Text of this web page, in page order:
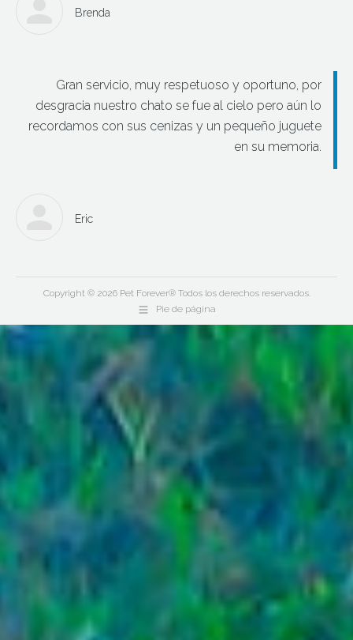
Brenda
Gran servicio, muy respetuoso y oportuno, por
desgracia nuestro chato se fue al cielo pero aún lo
recordamos con sus cenizas y un pequeño juguete
en su memoria.
Eric
Copyright © 2026 Pet Forever® Todos los derechos reservados.
Pie de página